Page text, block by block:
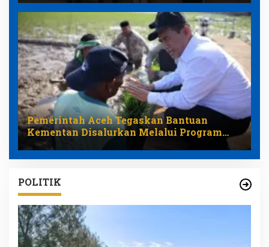
Pemerintah Aceh Tegaskan Bantuan
Kementan Disalurkan Melalui Program
Pemulihan Pertanian
POLITIK